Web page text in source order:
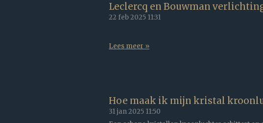
Leclercq en Bouwman
22 feb 2025 11:31
Lees meer »
Hoe maak ik mijn kristal
31 jan 2025 11:50